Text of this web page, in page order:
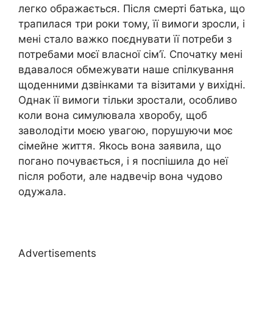
легко ображається. Після смерті батька, що
трапилася три роки тому, її вимоги зросли, і
мені стало важко поєднувати її потреби з
потребами моєї власної сім’ї. Спочатку мені
вдавалося обмежувати наше спілкування
щоденними дзвінками та візитами у вихідні.
Однак її вимоги тільки зростали, особливо
коли вона симулювала хворобу, щоб
заволодіти моєю увагою, порушуючи моє
сімейне життя. Якось вона заявила, що
погано почувається, і я поспішила до неї
після роботи, але надвечір вона чудово
одужала.
Advertisements